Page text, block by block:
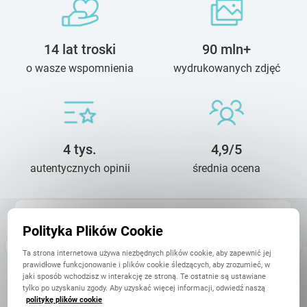
14 lat troski
o wasze wspomnienia
90 mln+
wydrukowanych zdjęć
4 tys.
autentycznych opinii
4,9/5
średnia ocena
11 Kwietnia
Jestem bardzo zadowolona z fotoksiążki. nawet nie myślałam,
ze jakość produktu może być tak dobra. Zamawiał ją pierwszy
raz i na pewno nie ostatni.
Polityka Plików Cookie
Ta strona internetowa używa niezbędnych plików cookie, aby zapewnić jej
prawidłowe funkcjonowanie i plików cookie śledzących, aby zrozumieć, w
jaki sposób wchodzisz w interakcję ze stroną. Te ostatnie są ustawiane
tylko po uzyskaniu zgody. Aby uzyskać więcej informacji, odwiedź naszą
politykę plików cookie